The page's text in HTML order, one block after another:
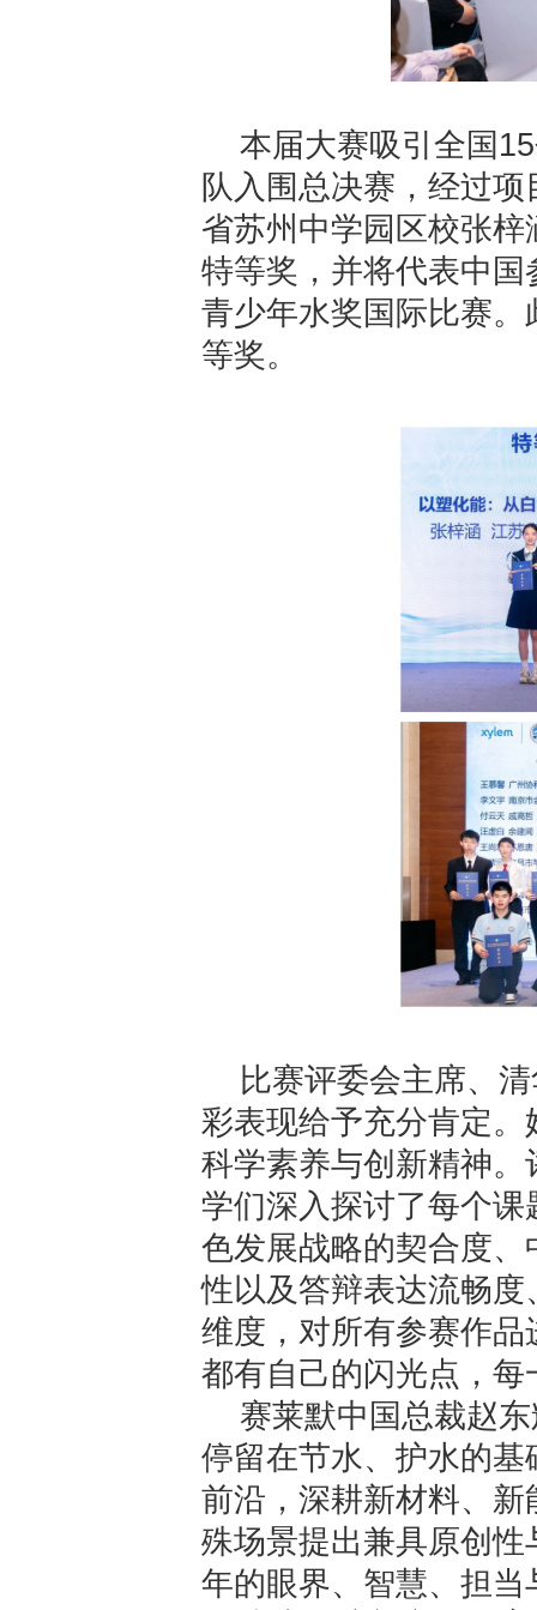
本届大赛吸引全国
队入围总决赛，经过
省苏州中学园区校张
特等奖，并将代表中
青少年水奖国际比赛
等奖。
比赛评委会主席、
彩表现给予充分肯定
科学素养与创新精神
学们深入探讨了每个
色发展战略的契合度
性以及答辩表达流畅
维度，对所有参赛作
都有自己的闪光点，
赛莱默中国总裁赵
停留在节水、护水的
前沿，深耕新材料、
殊场景提出兼具原创
年的眼界、智慧、担